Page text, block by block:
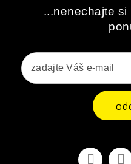
...nenechajte
Facebook